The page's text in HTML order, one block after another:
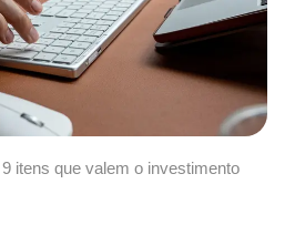
itens que valem o investimento